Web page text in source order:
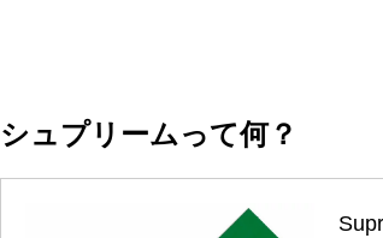
シュプリームって何？